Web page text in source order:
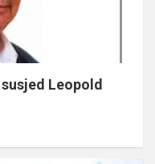
Leopold